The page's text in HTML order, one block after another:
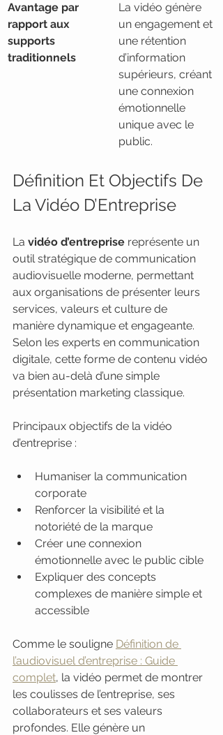
Avantage par
rapport aux
supports
traditionnels
La vidéo génère
un engagement et
une rétention
d’information
supérieurs, créant
une connexion
émotionnelle
unique avec le
public.
Définition Et Objectifs De
La Vidéo D’Entreprise
La vidéo d’entreprise représente un
outil stratégique de communication
audiovisuelle moderne, permettant
aux organisations de présenter leurs
services, valeurs et culture de
manière dynamique et engageante.
Selon les experts en communication
digitale, cette forme de contenu vidéo
va bien au-delà d’une simple
présentation marketing classique.
Principaux objectifs de la vidéo
d’entreprise :
Humaniser la communication
corporate
Renforcer la visibilité et la
notoriété de la marque
Créer une connexion
émotionnelle avec le public cible
Expliquer des concepts
complexes de manière simple et
accessible
Comme le souligne Définition de
l’audiovisuel d’entreprise : Guide
complet, la vidéo permet de montrer
les coulisses de l’entreprise, ses
collaborateurs et ses valeurs
profondes. Elle génère un